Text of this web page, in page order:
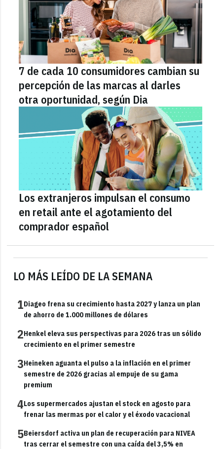
LO MÁS LEÍDO DE LA SEMANA
1Diageo frena su crecimiento hasta 2027 y lanza un plan
de ahorro de 1.000 millones de dólares
2Henkel eleva sus perspectivas para 2026 tras un sólido
crecimiento en el primer semestre
3Heineken aguanta el pulso a la inflación en el primer
semestre de 2026 gracias al empuje de su gama
premium
4Los supermercados ajustan el stock en agosto para
frenar las mermas por el calor y el éxodo vacacional
5Beiersdorf activa un plan de recuperación para NIVEA
tras cerrar el semestre con una caída del 3,5% en
7 de cada 10 consumidores cambian su
percepción de las marcas al darles
otra oportunidad, según Dia
Los extranjeros impulsan el consumo
en retail ante el agotamiento del
comprador español